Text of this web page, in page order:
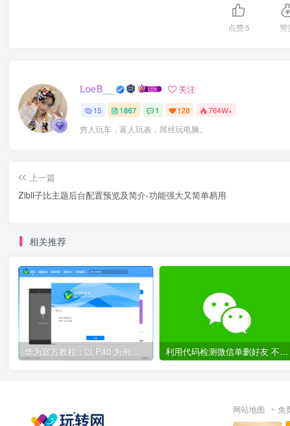
点赞5 赞
LoeB__ 关注
15 1867 1 128 764W+
穷人玩车，富人玩表，屌丝玩电脑。
上一篇
Zibll子比主题后台配置预览及简介-功能强大又简单易用
相关推荐
华为官方教程：以 P40 为例，鸿蒙 OS 2.0 Beta 版本回退到 EMUI 11 稳定版 利用代码检测微信单删好友 不会打扰到对方
网站地图 免